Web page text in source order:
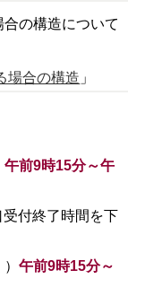
の構造について
場合の構造 」
午前9時15分～午
付終了時間を下
）午前9時15分～